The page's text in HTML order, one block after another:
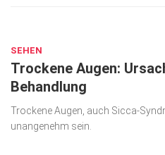
Allgemein
Sehen
Kampf gegen Krebs
SEHEN
Trockene Augen:
Behandlung
Trockene Augen, auch Sicca-
unangenehm sein.